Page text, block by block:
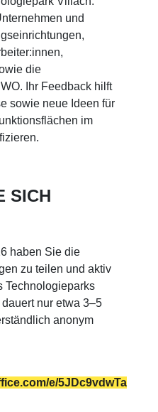
und
die
Ihr Feedback hilft
sowie neue Ideen für
im
SICH
haben Sie die
zu teilen und aktiv
Technologieparks
nur etwa 3–5
anonym
e/5JDc9vdwTa